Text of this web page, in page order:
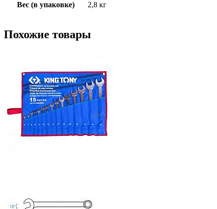
Вес (в упаковке) 2,8 кг
Похожие товары